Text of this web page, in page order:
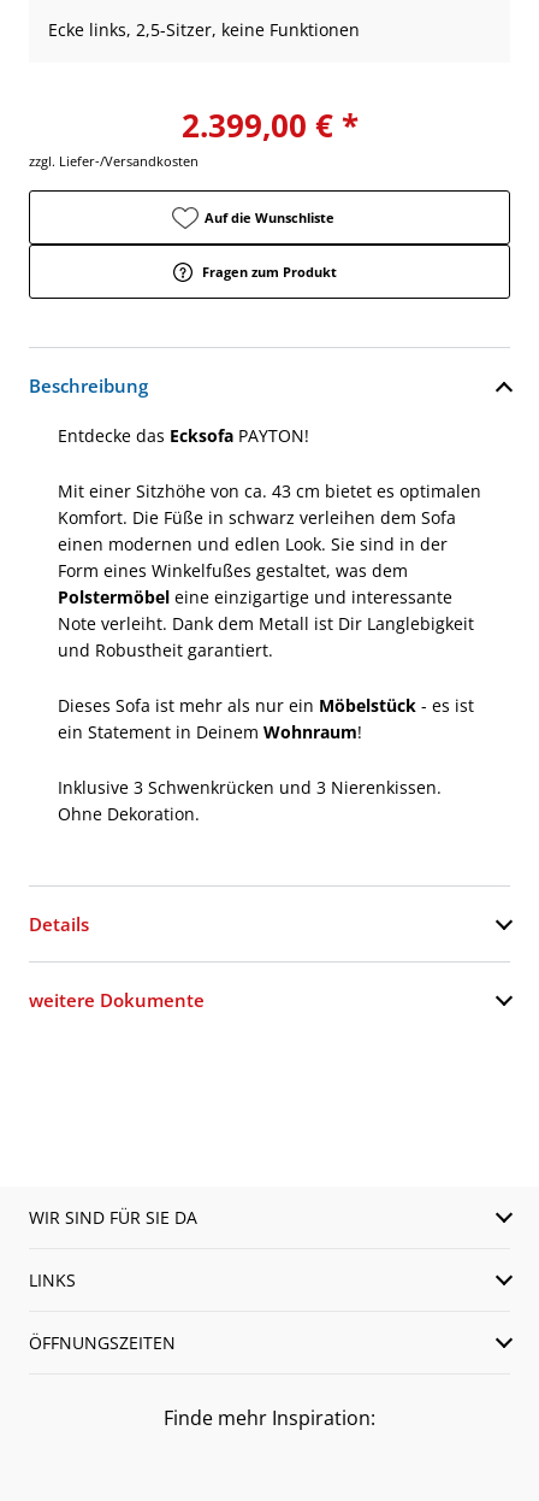
Ecke links, 2,5-Sitzer, keine Funktionen
2.399,00 € *
zzgl. Liefer-/Versandkosten
Auf die Wunschliste
Fragen zum Produkt
Beschreibung
Entdecke das Ecksofa PAYTON!
Mit einer Sitzhöhe von ca. 43 cm bietet es optimalen
Komfort. Die Füße in schwarz verleihen dem Sofa
einen modernen und edlen Look. Sie sind in der
Form eines Winkelfußes gestaltet, was dem
Polstermöbel eine einzigartige und interessante
Note verleiht. Dank dem Metall ist Dir Langlebigkeit
und Robustheit garantiert.
Dieses Sofa ist mehr als nur ein Möbelstück - es ist
ein Statement in Deinem Wohnraum!
Inklusive 3 Schwenkrücken und 3 Nierenkissen.
Ohne Dekoration.
Details
weitere Dokumente
WIR SIND FÜR SIE DA
LINKS
ÖFFNUNGSZEITEN
Finde mehr Inspiration: